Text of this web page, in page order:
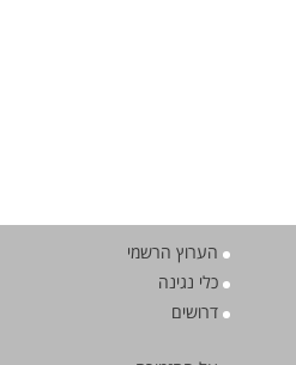
הערוץ הרשמי
כלי נגינה
דרושים